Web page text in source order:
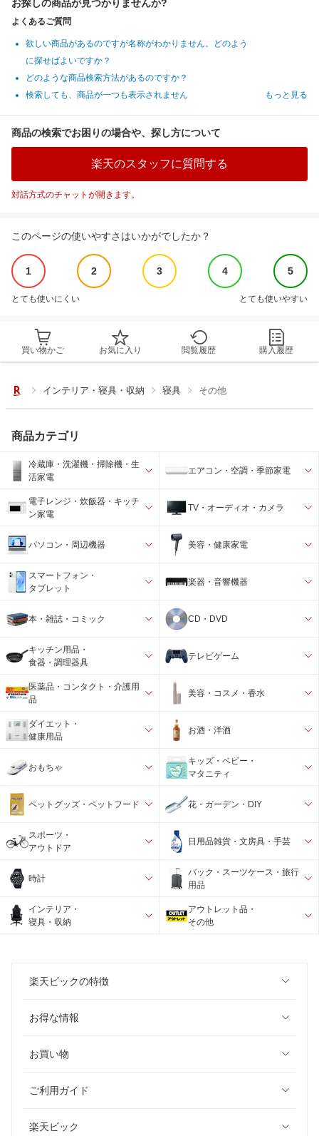
お探しの商品が見つかりませんか?
よくあるご質問
欲しい商品があるのですが名称がわかりません。どのよう
に探せばよいですか？
どのような商品検索方法があるのですか？
検索しても、商品が一つも表示されません
もっと見る
商品の検索でお困りの場合や、探し方について
楽天のスタッフに質問する
対話方式のチャットが開きます。
このページの使いやすさはいかがでしたか？
1 2 3 4 5
とても使いにくい とても使いやすい
買い物かご お気に入り 閲覧履歴 購入履歴
インテリア・寝具・収納 寝具 その他
商品カテゴリ
冷蔵庫・洗濯機・掃除機・生
活家電
エアコン・空調・季節家電
電子レンジ・炊飯器・キッチ
ン家電
TV・オーディオ・カメラ
パソコン・周辺機器 美容・健康家電
スマートフォン・
タブレット
楽器・音響機器
本・雑誌・コミック CD・DVD
キッチン用品・
食器・調理器具
テレビゲーム
医薬品・コンタクト・介護用
品
美容・コスメ・香水
ダイエット・
健康用品
お酒・洋酒
おもちゃ
キッズ・ベビー・
マタニティ
ペットグッズ・ペットフード 花・ガーデン・DIY
スポーツ・
アウトドア
日用品雑貨・文房具・手芸
時計
バック・スーツケース・旅行
用品
インテリア・
寝具・収納
アウトレット品・
その他
楽天ビックの特徴
お得な情報
お買い物
ご利用ガイド
楽天ビック